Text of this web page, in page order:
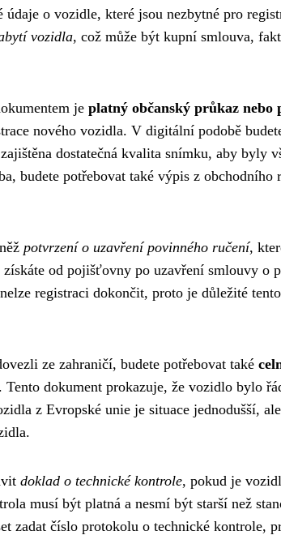
údaje o vozidle, které jsou nezbytné pro
vozidla, což může být kupní smlouva,
je platný občanský průkaz nebo
nového vozidla. V digitální podobě
dostatečná kvalita snímku, aby byly
budete potřebovat také výpis z
potvrzení o uzavření povinného ručení,
získáte od pojišťovny po uzavření smlouvy o
registraci dokončit, proto je důležité
ze zahraničí, budete potřebovat také
. Tento dokument prokazuje, že vozidlo bylo
z Evropské unie je situace jednodušší,
doklad o technické kontrole, pokud je
musí být platná a nesmí být starší než
zadat číslo protokolu o technické kontrole,